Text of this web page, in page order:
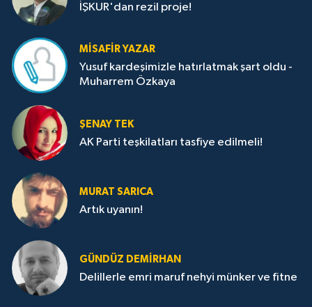
İŞKUR'dan rezil proje!
MISAFIR YAZAR
Yusuf kardeşimizle hatırlatmak şart oldu -
Muharrem Özkaya
ŞENAY TEK
AK Parti teşkilatları tasfiye edilmeli!
MURAT SARICA
Artık uyanın!
GÜNDÜZ DEMIRHAN
Delillerle emri maruf nehyi münker ve fitne